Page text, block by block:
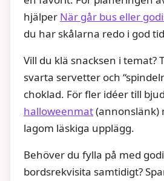
hjälper När går bus eller
du har skålarna redo i god
Vill du klä snacksen i temat?
svarta servetter och
choklad. För fler idéer till
halloweenmat(annonslänk)
lagom läskiga upplägg.
Behöver du fylla på med
bordsrekvisita samtidigt?